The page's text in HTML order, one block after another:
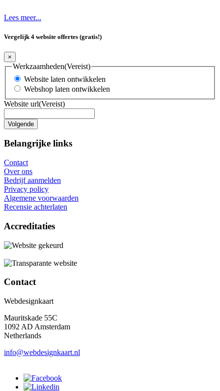
Lees meer...
Vergelijk 4 website offertes (gratis!)
×
Werkzaamheden(Vereist)
Website laten ontwikkelen
Webshop laten ontwikkelen
Website url(Vereist)
Belangrijke links
Contact
Over ons
Bedrijf aanmelden
Privacy policy
Algemene voorwaarden
Recensie achterlaten
Accreditaties
Contact
Webdesignkaart
Mauritskade 55C
1092 AD Amsterdam
Netherlands
info@webdesignkaart.nl